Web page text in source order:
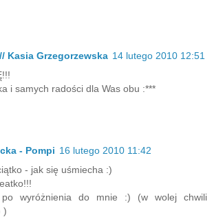
Kasia Grzegorzewska 14 lutego 2010 12:51
i samych radości dla Was obu :***
- Pompi 16 lutego 2010 11:42
- jak się uśmiecha :)
po wyróżnienia do mnie :) (w wolej chwili
)